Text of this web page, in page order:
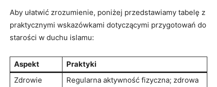
Aby ułatwić zrozumienie, poniżej przedstawiamy tabelę z
praktycznymi wskazówkami dotyczącymi przygotowań do
starości w duchu islamu:
Aspekt
Praktyki
Zdrowie
Regularna aktywność fizyczna; zdrowa